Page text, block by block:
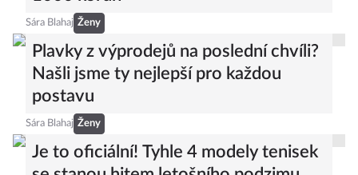
Šaty jako od návrháře? Těchto 20
seženete v běžných řetězcích do
1000 korun
Sára Blahaj Ženy
Plavky z výprodejů na poslední chvíli?
Našli jsme ty nejlepší pro každou
postavu